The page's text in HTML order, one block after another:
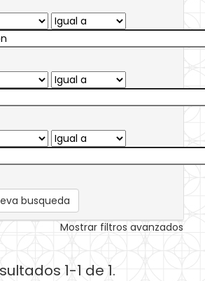
busqueda
Mostrar filtros avanzados
1-1 de 1.